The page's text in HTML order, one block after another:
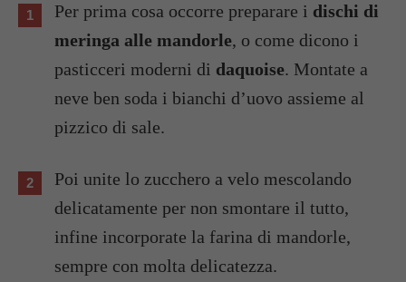
Per prima cosa occorre preparare i dischi di
meringa alle mandorle, o come dicono i
pasticceri moderni di daquoise. Montate a
neve ben soda i bianchi d’uovo assieme al
pizzico di sale.
Poi unite lo zucchero a velo mescolando
delicatamente per non smontare il tutto,
infine incorporate la farina di mandorle,
sempre con molta delicatezza.